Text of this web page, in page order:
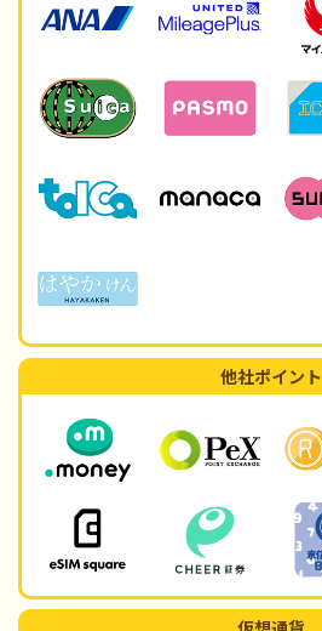
他社ポイント